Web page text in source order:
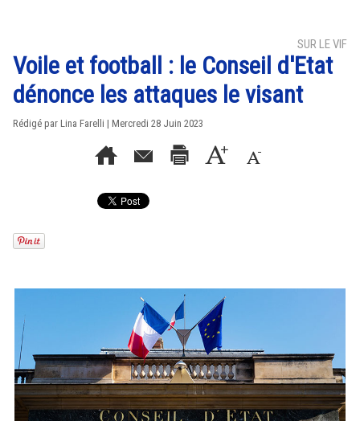
SUR LE VIF
Voile et football : le Conseil d'Etat
dénonce les attaques le visant
Rédigé par Lina Farelli | Mercredi 28 Juin 2023